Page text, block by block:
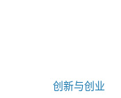
创新与创业